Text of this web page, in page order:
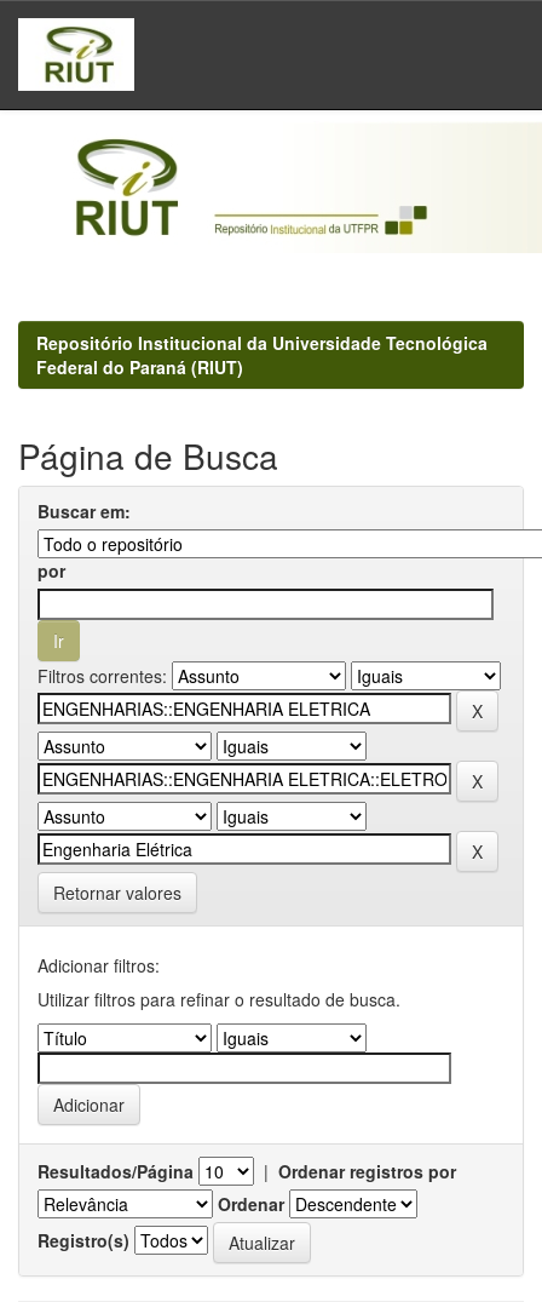
Skip
navigation
Repositório Institucional da Universidade Tecnológica
Federal do Paraná (RIUT)
Página de Busca
Buscar em:
por
Filtros correntes:
Retornar valores
Adicionar filtros:
Utilizar filtros para refinar o resultado de busca.
Resultados/Página | Ordenar registros por
Ordenar
Registro(s)